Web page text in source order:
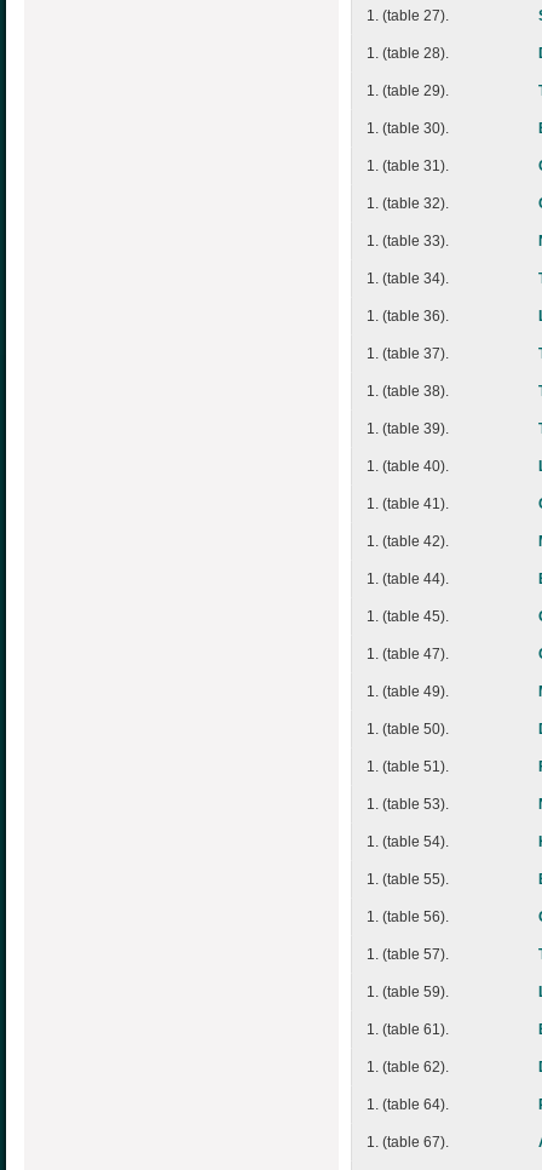
1. (table 27).
1. (table 28).
1. (table 29).
1. (table 30).
1. (table 31).
1. (table 32).
1. (table 33).
1. (table 34).
1. (table 36).
1. (table 37).
1. (table 38).
1. (table 39).
1. (table 40).
1. (table 41).
1. (table 42).
1. (table 44).
1. (table 45).
1. (table 47).
1. (table 49).
1. (table 50).
1. (table 51).
1. (table 53).
1. (table 54).
1. (table 55).
1. (table 56).
1. (table 57).
1. (table 59).
1. (table 61).
1. (table 62).
1. (table 64).
1. (table 67).